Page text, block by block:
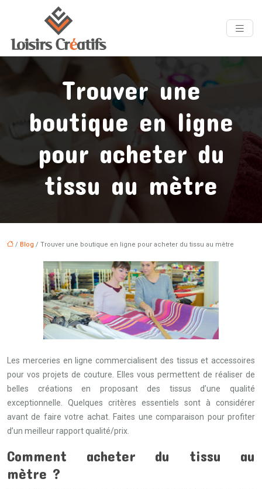
Trouver une
boutique en ligne
pour acheter du
tissu au mètre
/ Blog / Trouver une boutique en ligne pour acheter du tissu au mètre
Les merceries en ligne commercialisent des tissus et accessoires
pour vos projets de couture. Elles vous permettent de réaliser de
belles créations en proposant des tissus d’une qualité
exceptionnelle. Quelques critères essentiels sont à considérer
avant de faire votre achat. Faites une comparaison pour profiter
d’un meilleur rapport qualité/prix.
Comment acheter du tissu au
mètre ?